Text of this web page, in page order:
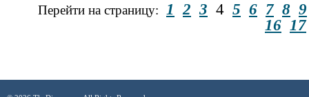
Перейти на страницу: 1 2 3 4 5 6 7 8 9
16 17